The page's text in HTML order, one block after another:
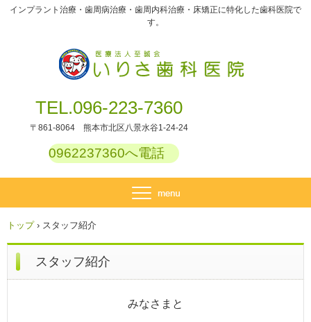
インプラント治療・歯周病治療・歯周内科治療・床矯正に特化した歯科医院で
す。
TEL.096-223-7360
〒861-8064 熊本市北区八景水谷1-24-24
0962237360へ電話
トップ › スタッフ紹介
スタッフ紹介
みなさまと